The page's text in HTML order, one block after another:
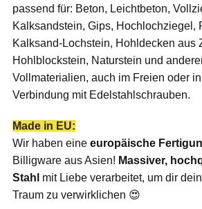
passend für: Beton, Leichtbeton,
Kalksandstein, Gips, Hochlochziegel,
Kalksand-Lochstein, Hohldecken aus
Hohlblockstein, Naturstein und
Vollmaterialien, auch im Freien oder
Verbindung mit Edelstahlschrauben.
Made in EU:
Wir haben eine europäische
Billigware aus Asien! Massiver,
Stahl mit Liebe verarbeitet, um dir
Traum zu verwirklichen 😍